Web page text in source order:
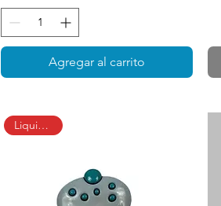
Agregar al carrito
Liquidación